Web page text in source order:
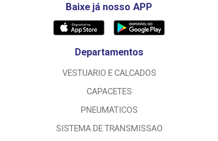
Baixe já nosso APP
Departamentos
VESTUARIO E CALCADOS
CAPACETES
PNEUMATICOS
SISTEMA DE TRANSMISSAO